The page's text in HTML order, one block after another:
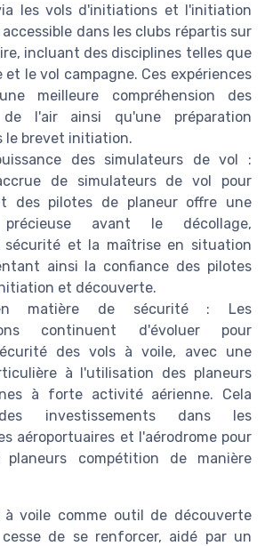
les vols d'initiations et l'initiation
dans les clubs répartis sur
incluant des disciplines telles que
et le vol campagne. Ces expériences
meilleure compréhension des
de l'air ainsi qu'une préparation
le brevet initiation.
des simulateurs de vol :
de simulateurs de vol pour
des pilotes de planeur offre une
précieuse avant le décollage,
sécurité et la maîtrise en situation
ainsi la confiance des pilotes
et découverte.
matière de sécurité : Les
continuent d'évoluer pour
des vols à voile, avec une
à l'utilisation des planeurs
à forte activité aérienne. Cela
investissements dans les
aéroportuaires et l'aérodrome pour
planeurs compétition de manière
à voile comme outil de découverte
de se renforcer, aidé par un